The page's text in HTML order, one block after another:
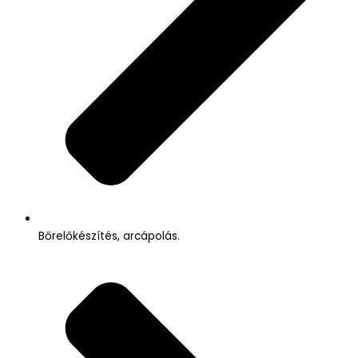
Bőrelőkészítés, arcápolás.